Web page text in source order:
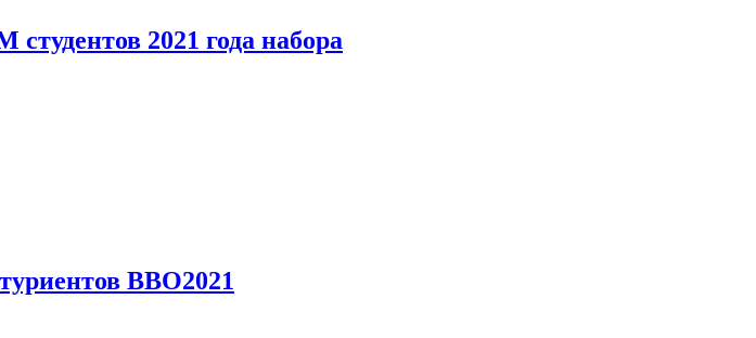
2021 года набора
ВВО2021